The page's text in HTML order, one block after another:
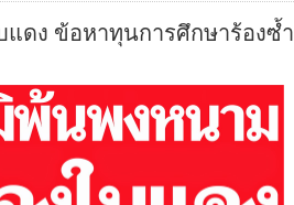
ดง ข้อหาทุนการศึกษาร้องซ้ำ